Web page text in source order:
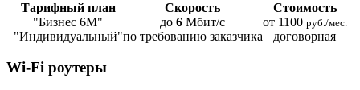
Тарифный план
Скорость
Стоимость
"Бизнес 6М"
до 6 Мбит/с от 1100 руб./мес.
"Индивидуальный"по требованию заказчика договорная
Wi-Fi роутеры